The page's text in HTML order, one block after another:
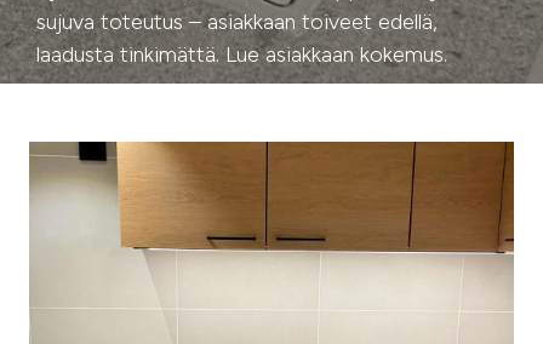
sujuva toteutus – asiakkaan toiveet edellä,
laadusta tinkimättä. Lue asiakkaan kokemus.